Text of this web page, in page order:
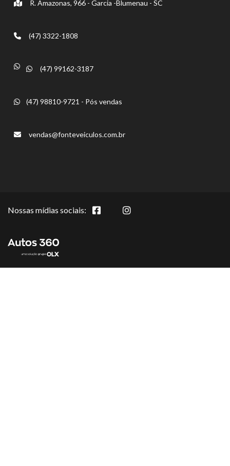
R. Amazonas, 966 - Garcia -Blumenau - SC
(47) 3322-1808
(47) 99162-3187
(47) 98810-9721 - Pós vendas
vendas@fonteveiculos.com.br
Nossas mídias sociais: